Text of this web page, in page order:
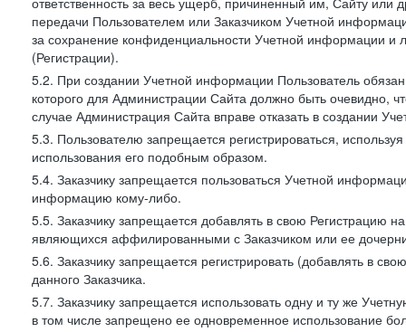
передачи Пользователем или Заказчиком Учетной
за сохранение конфиденциальности Учетной информации
(Регистрации).
5.2. При создании Учетной информации Пользователь
которого для Администрации Сайта должно быть очевидно,
случае Администрация Сайта вправе отказать в создании
5.3. Пользователю запрещается регистрироваться,
использования его подобным образом.
5.4. Заказчику запрещается пользоваться Учетной
информацию кому-либо.
5.5. Заказчику запрещается добавлять в свою Регистрацию
являющихся аффилированными с Заказчиком или ее
5.6. Заказчику запрещается регистрировать (добавлять в
данного Заказчика.
5.7. Заказчику запрещается использовать одну и ту же
в том числе запрещено ее одновременное использование